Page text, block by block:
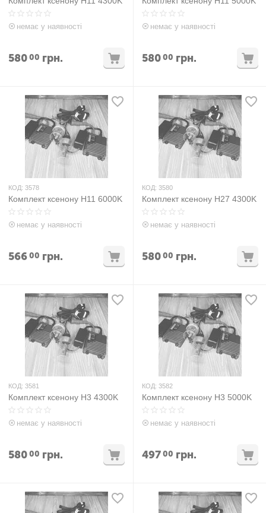
немає у наявності
58000 грн.
немає у наявності
58000 грн.
КОД: 3578
Комплект ксенону H11 6000K
немає у наявності
56600 грн.
КОД: 3580
Комплект ксенону H27 4300K
немає у наявності
58000 грн.
КОД: 3581
Комплект ксенону H3 4300K
немає у наявності
58000 грн.
КОД: 3582
Комплект ксенону H3 5000K
немає у наявності
49700 грн.